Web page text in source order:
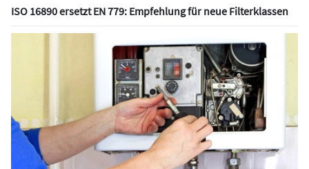
ISO 16890 ersetzt EN 779: Empfehlung für neue Filterklassen